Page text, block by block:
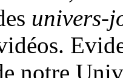
univers-
notre